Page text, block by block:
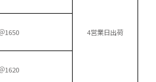
4営業日出荷
1650
1620